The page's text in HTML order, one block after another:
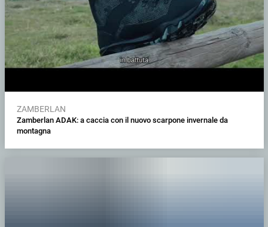
ZAMBERLAN
Zamberlan ADAK: a caccia con il nuovo scarpone invernale da
montagna